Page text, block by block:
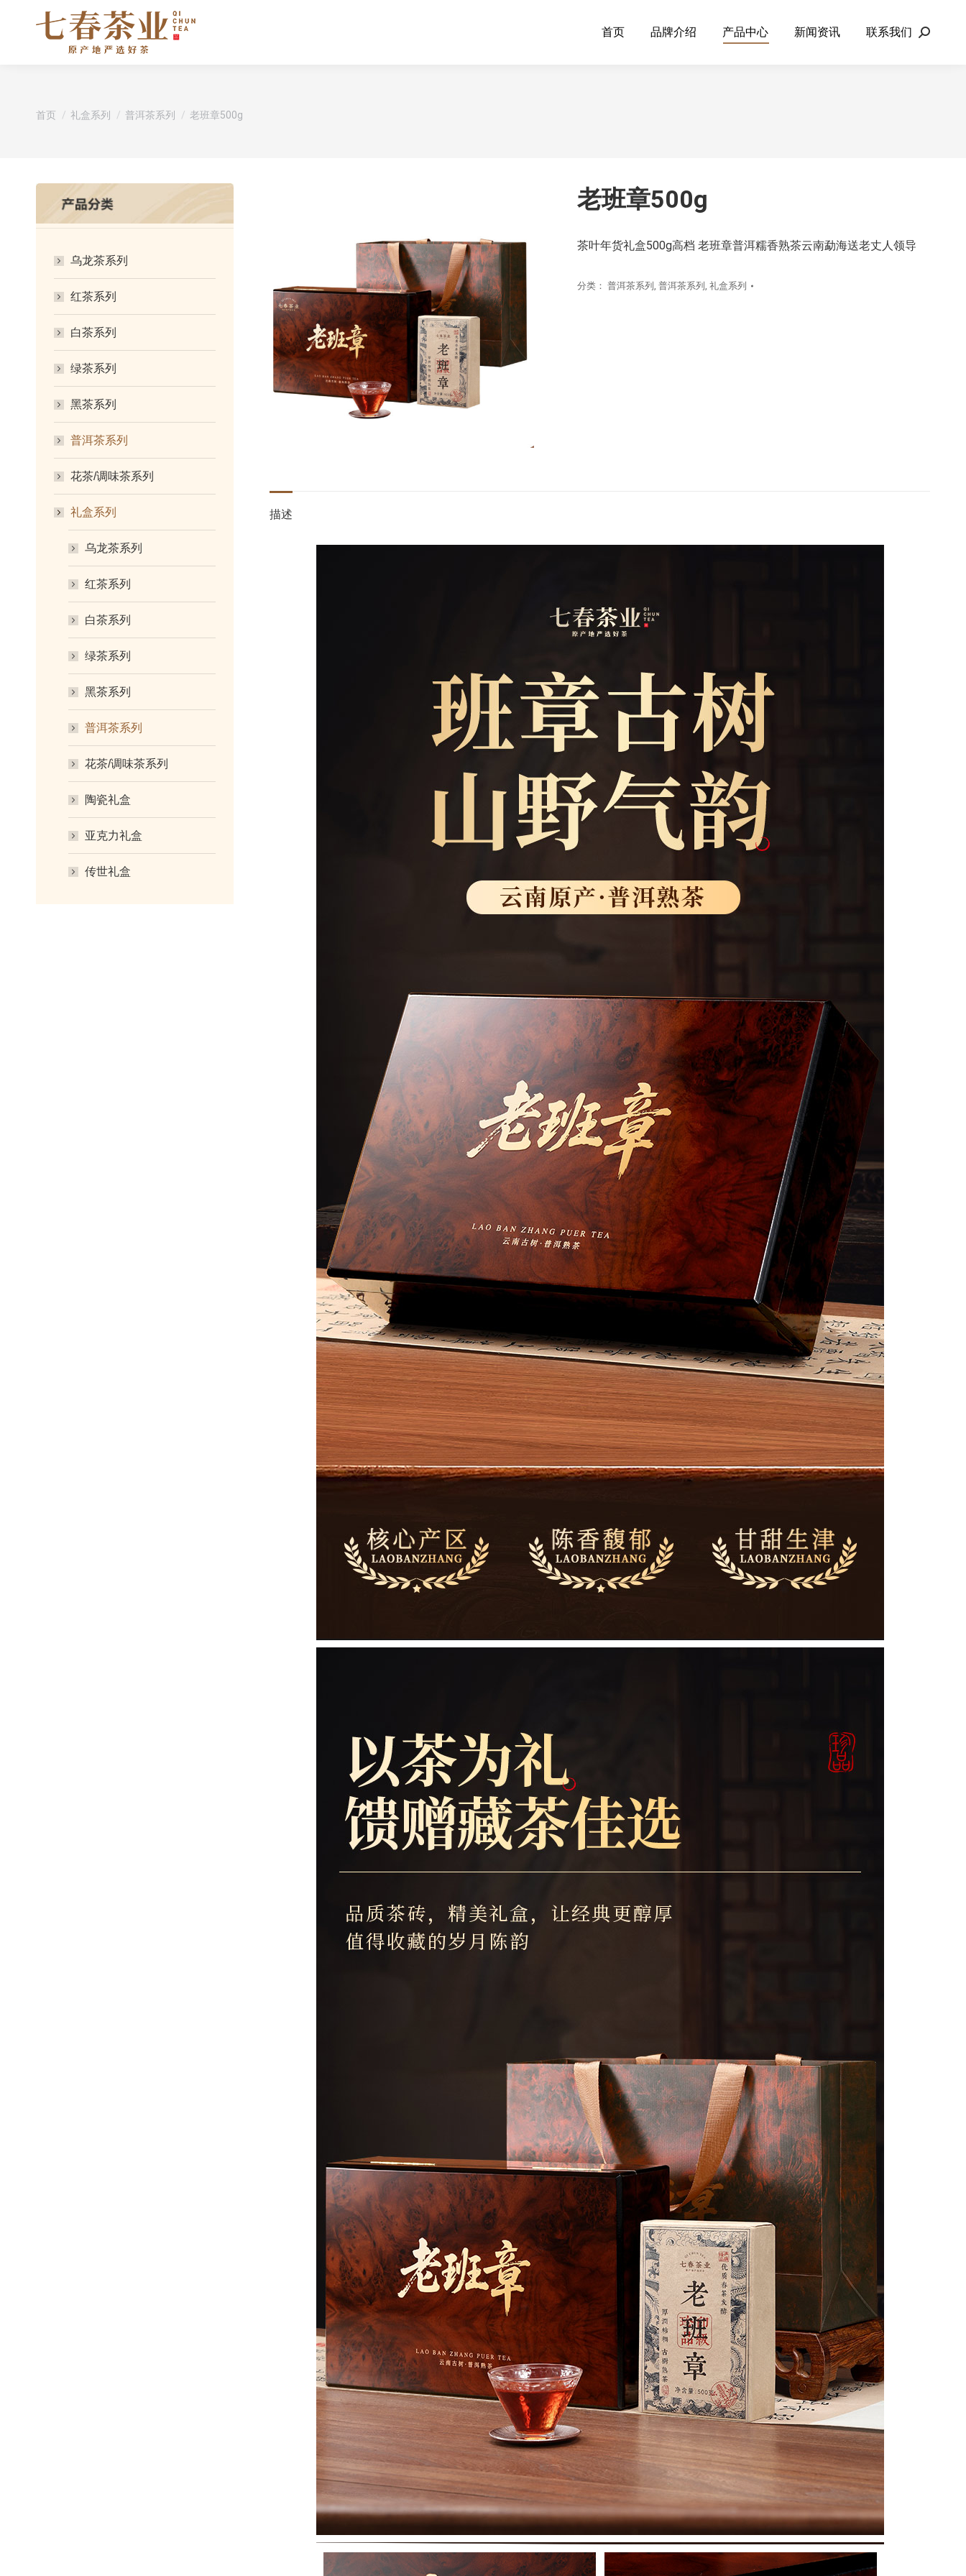
首页 品牌介绍 产品中心 新闻资讯 联系我们 Search:
您在这里：
首页 礼盒系列 普洱茶系列 老班章500g
老班章500g
茶叶年货礼盒500g高档 老班章普洱糯香熟茶云南勐海送老丈人领导
分类： 普洱茶系列 , 普洱茶系列 , 礼盒系列
描述
乌龙茶系列
红茶系列
白茶系列
绿茶系列
黑茶系列
普洱茶系列
花茶/调味茶系列
礼盒系列
乌龙茶系列
红茶系列
白茶系列
绿茶系列
黑茶系列
普洱茶系列
花茶/调味茶系列
陶瓷礼盒
亚克力礼盒
传世礼盒